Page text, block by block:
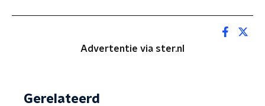
Advertentie via ster.nl
Gerelateerd